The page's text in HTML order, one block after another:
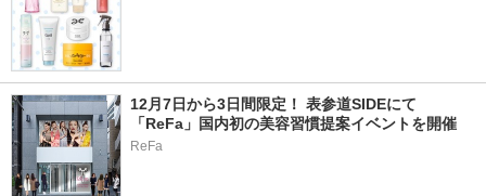
12月7日から3日間限定！ 表参道SIDEにて
「ReFa」国内初の美容習慣提案イベントを開催
ReFa